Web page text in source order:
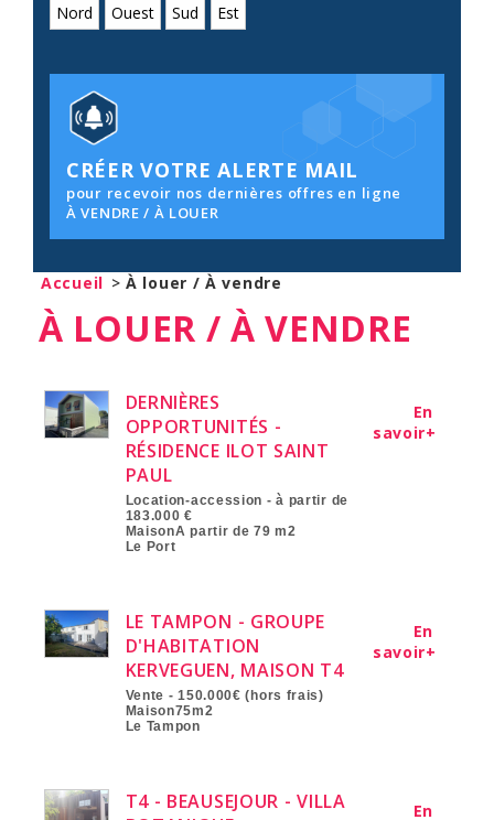
Nord
Ouest Sud Est
CRÉER VOTRE ALERTE MAIL
pour recevoir nos dernières offres en ligne
À VENDRE / À LOUER
Accueil >À louer / À vendre
À LOUER / À VENDRE
DERNIÈRES
OPPORTUNITÉS -
RÉSIDENCE ILOT SAINT
PAUL
Location-accession - à partir de
183.000 €
MaisonA partir de 79 m2
Le Port
En
savoir+
LE TAMPON - GROUPE
D'HABITATION
KERVEGUEN, MAISON T4
Vente - 150.000€ (hors frais)
Maison75m2
Le Tampon
En
savoir+
T4 - BEAUSEJOUR - VILLA
En